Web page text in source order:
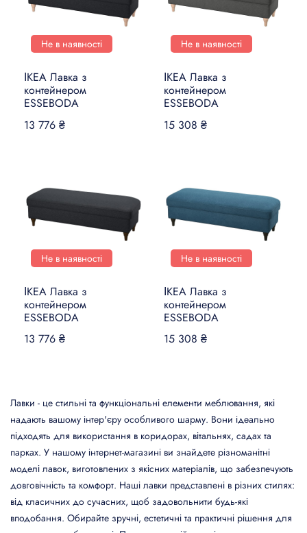
Не в наявності
ІКЕА Лавка з
контейнером
ESSEBODA
13 776 ₴
Не в наявності
ІКЕА Лавка з
контейнером
ESSEBODA
15 308 ₴
Не в наявності
ІКЕА Лавка з
контейнером
ESSEBODA
13 776 ₴
Не в наявності
ІКЕА Лавка з
контейнером
ESSEBODA
15 308 ₴
Лавки - це стильні та функціональні елементи меблювання, які
надають вашому інтер'єру особливого шарму. Вони ідеально
підходять для використання в коридорах, вітальнях, садах та
парках. У нашому інтернет-магазині ви знайдете різноманітні
моделі лавок, виготовлених з якісних матеріалів, що забезпечують
довговічність та комфорт. Наші лавки представлені в різних стилях:
від класичних до сучасних, щоб задовольнити будь-які
вподобання. Обирайте зручні, естетичні та практичні рішення для